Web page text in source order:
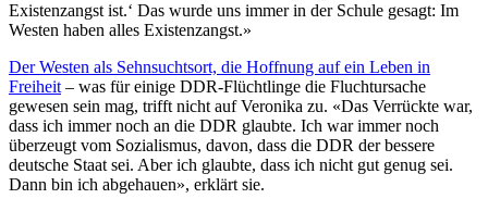
Existenzangst ist.‘ Das wurde uns immer in der Schule gesagt: Im
Westen haben alles Existenzangst.»
Der Westen als Sehnsuchtsort, die Hoffnung auf ein Leben in
Freiheit – was für einige DDR-Flüchtlinge die Fluchtursache
gewesen sein mag, trifft nicht auf Veronika zu. «Das Verrückte war,
dass ich immer noch an die DDR glaubte. Ich war immer noch
überzeugt vom Sozialismus, davon, dass die DDR der bessere
deutsche Staat sei. Aber ich glaubte, dass ich nicht gut genug sei.
Dann bin ich abgehauen», erklärt sie.